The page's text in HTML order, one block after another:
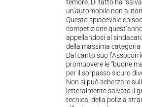
femore. Di fatto ha
un’automobile non
Questo spiacevole
competizione
appellandosi al
della massima
Dal canto suo
promuovere le “buone
per il sorpasso sicuro
Non si può scherzare
letteralmente salvato il
tecnica, della polizia